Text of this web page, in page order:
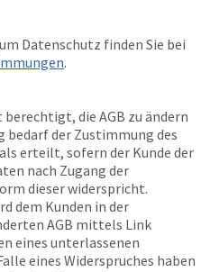
Datenschutz finden Sie bei
.
berechtigt, die AGB zu ändern
bedarf der Zustimmung des
erteilt, sofern der Kunde der
nach Zugang der
dieser widerspricht.
dem Kunden in der
AGB mittels Link
eines unterlassenen
eines Widerspruches haben